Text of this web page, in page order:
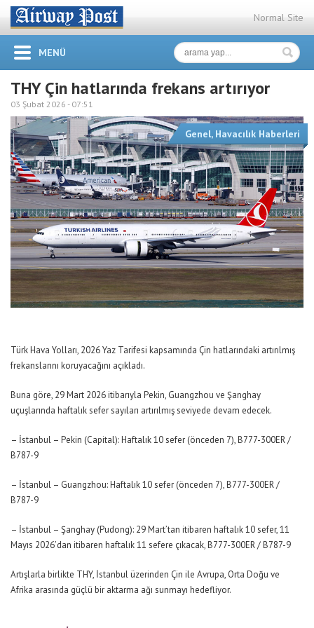
Normal Site
MENÜ
THY Çin hatlarında frekans artırıyor
03 Şubat 2026 - 07:51
Genel, Havacılık Haberleri
Türk Hava Yolları, 2026 Yaz Tarifesi kapsamında Çin hatlarındaki artırılmış
frekanslarını koruyacağını açıkladı.
Buna göre, 29 Mart 2026 itibarıyla Pekin, Guangzhou ve Şanghay
uçuşlarında haftalık sefer sayıları artırılmış seviyede devam edecek.
– İstanbul – Pekin (Capital): Haftalık 10 sefer (önceden 7), B777-300ER /
B787-9
– İstanbul – Guangzhou: Haftalık 10 sefer (önceden 7), B777-300ER /
B787-9
– İstanbul – Şanghay (Pudong): 29 Mart’tan itibaren haftalık 10 sefer, 11
Mayıs 2026’dan itibaren haftalık 11 sefere çıkacak, B777-300ER / B787-9
Artışlarla birlikte THY, İstanbul üzerinden Çin ile Avrupa, Orta Doğu ve
Afrika arasında güçlü bir aktarma ağı sunmayı hedefliyor.